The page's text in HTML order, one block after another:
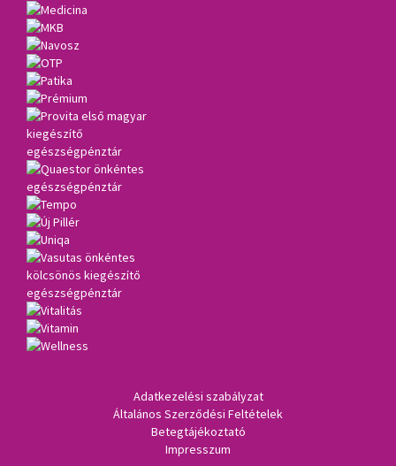
Adatkezelési szabályzat
Általános Szerződési Feltételek
Betegtájékoztató
Impresszum